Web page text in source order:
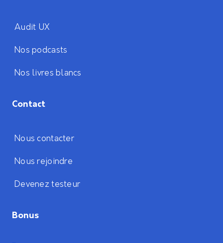
Audit UX
Nos podcasts
Nos livres blancs
Contact
Nous contacter
Nous rejoindre
Devenez testeur
Bonus